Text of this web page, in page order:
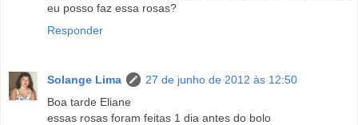
eu posso faz essa rosas?
Responder
Solange Lima
27 de junho de 2012 às 12:50
Boa tarde Eliane
essas rosas foram feitas 1 dia antes do bolo